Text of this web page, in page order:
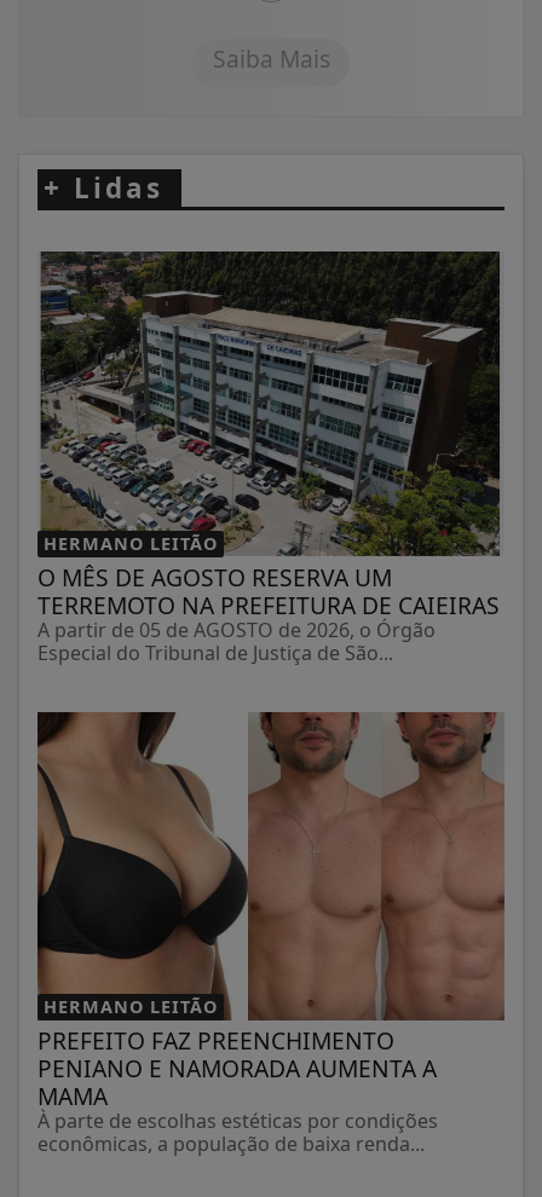
Saiba Mais
+ Lidas
HERMANO LEITÃO
O MÊS DE AGOSTO RESERVA UM
TERREMOTO NA PREFEITURA DE CAIEIRAS
A partir de 05 de AGOSTO de 2026, o Órgão
Especial do Tribunal de Justiça de São...
HERMANO LEITÃO
PREFEITO FAZ PREENCHIMENTO
PENIANO E NAMORADA AUMENTA A
MAMA
À parte de escolhas estéticas por condições
econômicas, a população de baixa renda...